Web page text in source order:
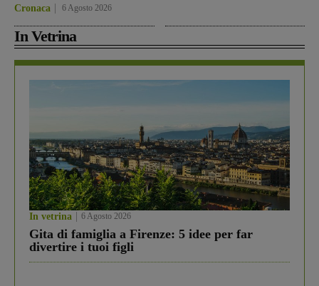
Cronaca 6 Agosto 2026
In Vetrina
In vetrina 6 Agosto 2026
Gita di famiglia a Firenze: 5 idee per far
divertire i tuoi figli